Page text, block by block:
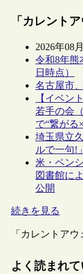
「カレント
2026年08
令和8年熊
日時点）
名古屋市
【イベン
若手の会
で“繋がる
埼玉県立
ルで一句!
米・ペン
図書館に
公開
続きを見る
「カレントアウ
よく読まれて